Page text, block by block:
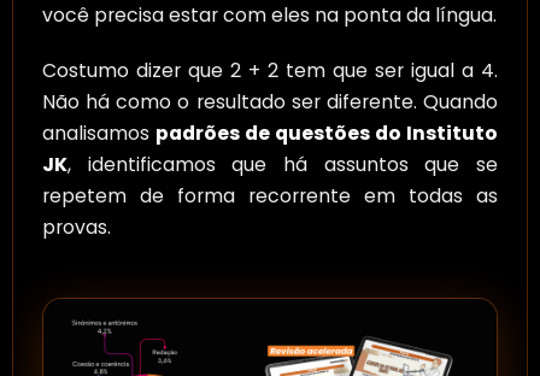
você precisa estar com eles na ponta da língua.
Costumo dizer que 2 + 2 tem que ser igual a 4.
Não há como o resultado ser diferente. Quando
analisamos padrões de questões do Instituto
JK, identificamos que há assuntos que se
repetem de forma recorrente em todas as
provas.